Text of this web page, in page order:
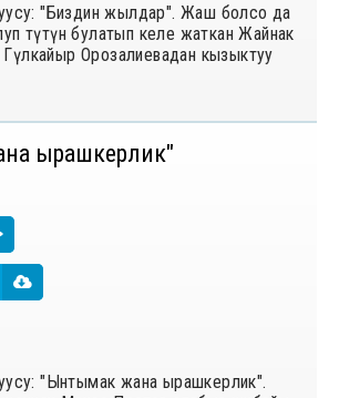
"Биздин жылдар". Жаш болсо да
түтүн булатып келе жаткан Жайнак
Орозалиевадан кызыктуу
ырашкерлик"
"Ынтымак жана ырашкерлик".